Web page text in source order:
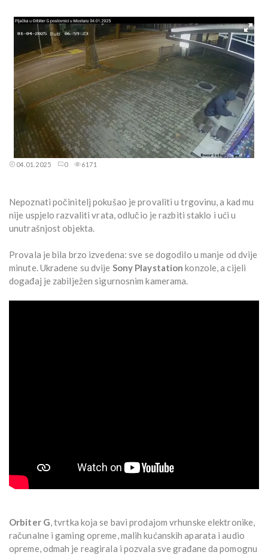
04.01.2025 0 6171
Nepoznati počinitelj pokušao je provaliti u trgovinu, a kad mu
nije uspjelo razvaliti vrata, odlučio je razbiti staklo i ući u
unutrašnjost objekta.
Provala je bila brzo izvedena: sve se dogodilo u manje od dvije
minute. Ukradene su dvije Sony Playstation konzole, a cijeli
događaj je zabilježen sigurnosnim kamerama.
Orbiter G, tvrtka koja se bavi prodajom vrhunske elektronike,
računalne i gaming opreme, malih kućanskih aparata i audio
opreme, odmah je reagirala i pozvala sve građane da pomognu